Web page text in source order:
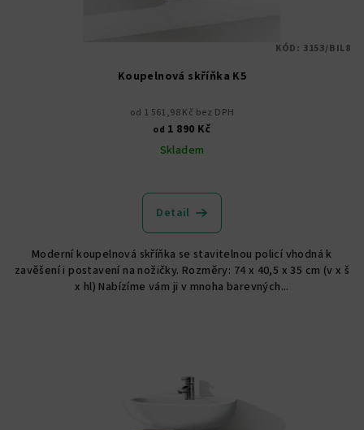
Koupelnová skříňka K5
od 1 561,98 Kč bez DPH
od 1 890 Kč
Skladem
hodnocení
produktu
z
5
hvězdiček.
Detail
Moderní koupelnová skříňka se stavitelnou policí vhodná k
zavěšení i postavení na nožičky. Rozměry: 74 x 40,5 x 35 cm (v x š
x hl) Nabízíme vám ji v mnoha barevných...
KÓD: 3153/BIL8